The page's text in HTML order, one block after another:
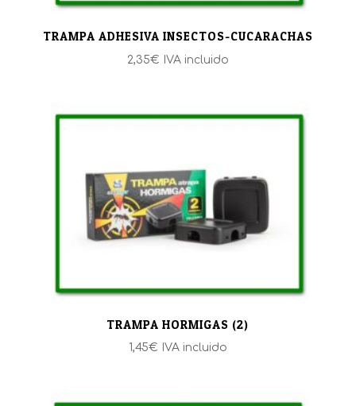
TRAMPA ADHESIVA INSECTOS-CUCARACHAS
2,35€ IVA incluido
TRAMPA HORMIGAS (2)
1,45€ IVA incluido